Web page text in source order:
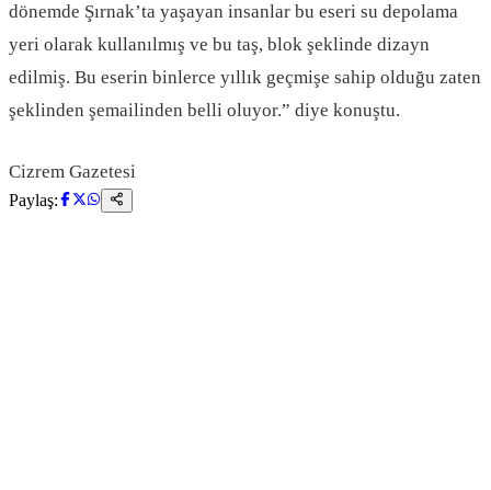
dönemde Şırnak’ta yaşayan insanlar bu eseri su depolama
yeri olarak kullanılmış ve bu taş, blok şeklinde dizayn
edilmiş. Bu eserin binlerce yıllık geçmişe sahip olduğu zaten
şeklinden şemailinden belli oluyor.” diye konuştu.
Cizrem Gazetesi
Paylaş: